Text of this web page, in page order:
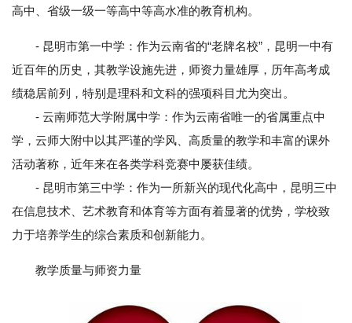
高中、省级一级一等高中等高水准的教育机构。
- 昆明市第一中学：作为云南省的“老牌名校”，昆明一中有
近百年的历史，其教学设施先进，师资力量雄厚，历年高考成
绩稳居前列，特别是理科和文科的强项科目尤为突出。
- 云南师范大学附属中学：作为云南省唯一的省属重点中
学，云师大附中以其严谨的学风、高质量的教学和丰富的课外
活动著称，近年来在各类学科竞赛中屡获佳绩。
- 昆明市第三中学：作为一所新兴的现代化高中，昆明三中
在信息技术、艺术教育和体育等方面有着显著的优势，学校致
力于培养学生的综合素质和创新能力。
教学质量与师资力量